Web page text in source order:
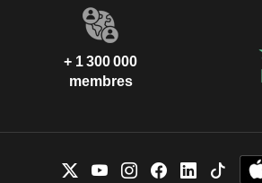
+ 1 300 000
membres